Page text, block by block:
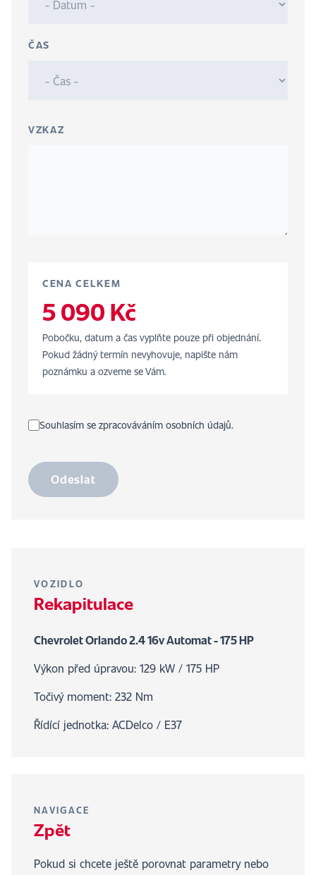
ČAS
VZKAZ
CENA CELKEM
5 090 Kč
Pobočku, datum a čas vyplňte pouze při objednání.
Pokud žádný termín nevyhovuje, napište nám
poznámku a ozveme se Vám.
Souhlasím se zpracováváním osobních údajů.
Odeslat
VOZIDLO
Rekapitulace
Chevrolet Orlando 2.4 16v Automat - 175 HP
Výkon před úpravou: 129 kW / 175 HP
Točivý moment: 232 Nm
Řídící jednotka: ACDelco / E37
NAVIGACE
Zpět
Pokud si chcete ještě porovnat parametry nebo